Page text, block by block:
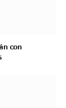
con